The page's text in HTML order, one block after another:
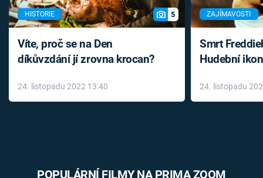
HISTORIE 5
Víte, proč se na Den
díkůvzdání jí zrovna krocan?
24. listopadu 2022 13:40
ZAJÍMAVOSTI
Smrt
Hudební
léky
24. listopadu
POPULÁRNÍ FILMY NA PRIMA ZOOM